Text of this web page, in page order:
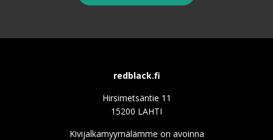
redblack.fi
Hirsimetsäntie 11
15200 LAHTI
Kivijalkamyymälämme on avoinna